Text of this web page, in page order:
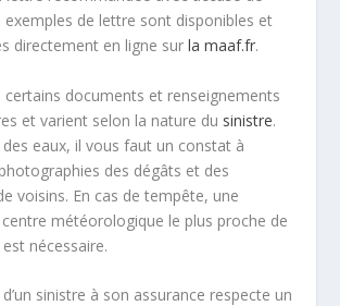
exemples de lettre sont disponibles et
directement en ligne surla maaf.fr.
documents et renseignements
et varient selon la nature du sinistre.
eaux, il vous faut un constat à
des dégâts et des
voisins. En cas de tempête, une
météorologique le plus proche de
nécessaire.
sinistre à son assurance respecte un